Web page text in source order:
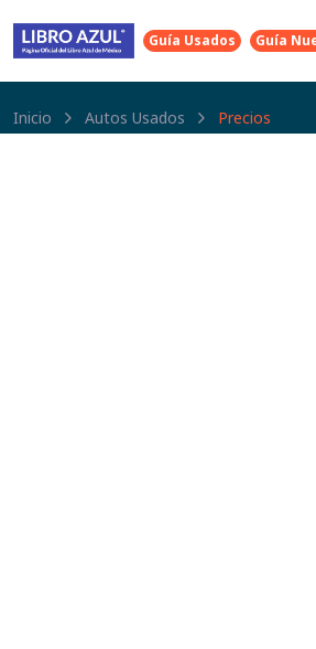
Guía Usados Guía
Inicio Autos Usados Precios